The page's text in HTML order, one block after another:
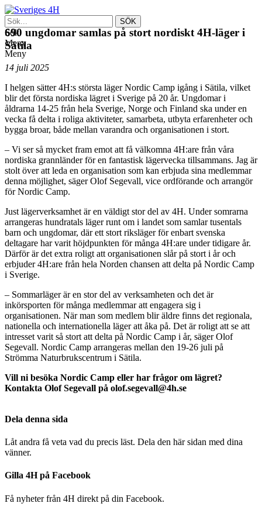
Sök
Meny
Meny
690 ungdomar samlas på stort nordiskt 4H-läger i
Sätila
14 juli 2025
I helgen sätter 4H:s största läger Nordic Camp igång i Sätila, vilket
blir det första nordiska lägret i Sverige på 20 år. Ungdomar i
åldrarna 14-25 från hela Sverige, Norge och Finland ska under en
vecka få delta i roliga aktiviteter, samarbeta, utbyta erfarenheter och
bygga broar, både mellan varandra och organisationen i stort.
– Vi ser så mycket fram emot att få välkomna 4H:are från våra
nordiska grannländer för en fantastisk lägervecka tillsammans. Jag är
stolt över att leda en organisation som kan erbjuda sina medlemmar
denna möjlighet, säger Olof Segevall, vice ordförande och arrangör
för Nordic Camp.
Just lägerverksamhet är en väldigt stor del av 4H. Under somrarna
arrangeras hundratals läger runt om i landet som samlar tusentals
barn och ungdomar, där ett stort riksläger för enbart svenska
deltagare har varit höjdpunkten för många 4H:are under tidigare år.
Därför är det extra roligt att organisationen slår på stort i år och
erbjuder 4H:are från hela Norden chansen att delta på Nordic Camp
i Sverige.
– Sommarläger är en stor del av verksamheten och det är
inkörsporten för många medlemmar att engagera sig i
organisationen. När man som medlem blir äldre finns det regionala,
nationella och internationella läger att åka på. Det är roligt att se att
intresset varit så stort att delta på Nordic Camp i år, säger Olof
Segevall. Nordic Camp arrangeras mellan den 19-26 juli på
Strömma Naturbrukscentrum i Sätila.
Vill ni besöka Nordic Camp eller har frågor om lägret?
Kontakta Olof Segevall på olof.segevall@4h.se
Dela denna sida
Låt andra få veta vad du precis läst. Dela den här sidan med dina
vänner.
Gilla 4H på Facebook
Få nyheter från 4H direkt på din Facebook.